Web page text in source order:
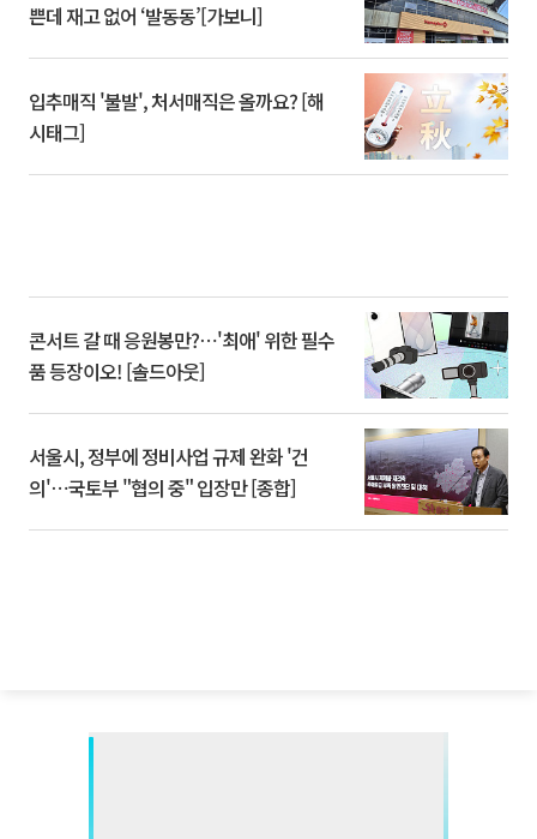
쁜데 재고 없어 ‘발동동’[가보니]
입추매직 '불발', 처서매직은 올까요? [해
시태그]
콘서트 갈 때 응원봉만?⋯'최애' 위한 필수
품 등장이오! [솔드아웃]
서울시, 정부에 정비사업 규제 완화 '건
의'⋯국토부 "협의 중" 입장만 [종합]